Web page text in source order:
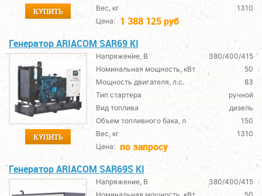
КУПИТЬ
Вес, кг
1310
Цена: 1 388 125 руб
Генератор ARIACOM SAR69 KI
КУПИТЬ
Напряжение, В
380/400/415
Номинальная мощность, кВт
50
Мощность двигателя, л.с.
83
Тип стартера
ручной
Вид топлива
дизель
Объем топливного бака, л
150
Вес, кг
1310
Цена: по запросу
Генератор ARIACOM SAR69S KI
Напряжение, В
380/400/415